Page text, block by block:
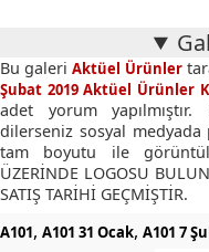
Bu galeriAktüel Ürünler
Şubat 2019 Aktüel Ürünler
adet yorum
dilerseniz sosyal
tam boyutu ile
ÜZERİNDE LOGOSU
SATIŞ TARİHİ GEÇMİŞTİR.
A101, A101 31 Ocak, A101 7